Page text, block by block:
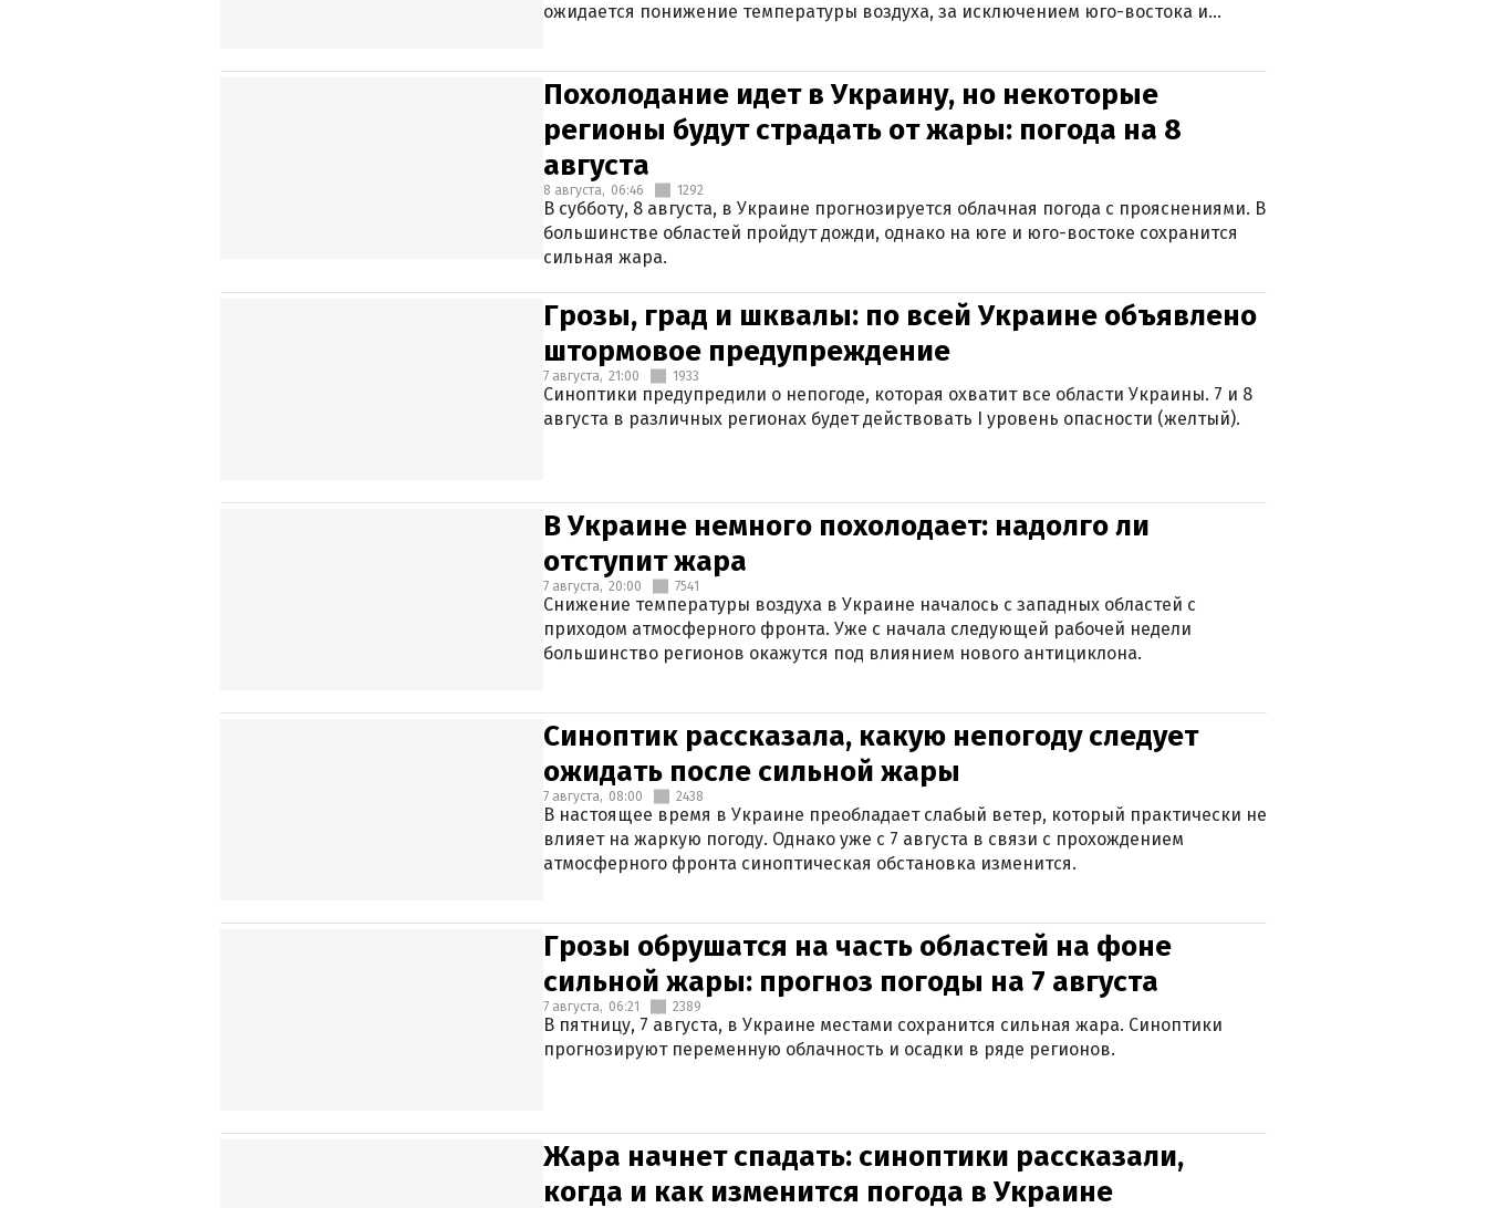
ожидается понижение температуры воздуха, за исключением юго-востока и
Похолодание идет в Украину, но некоторые
регионы будут страдать от жары: погода на 8
августа
8 августа, 06:46 1292
В субботу, 8 августа, в Украине прогнозируется облачная погода с прояснениями. В
большинстве областей пройдут дожди, однако на юге и юго-востоке сохранится
сильная жара.
Грозы, град и шквалы: по всей Украине объявлено
штормовое предупреждение
7 августа, 21:00 1933
Синоптики предупредили о непогоде, которая охватит все области Украины. 7 и 8
августа в различных регионах будет действовать I уровень опасности (желтый).
В Украине немного похолодает: надолго ли
отступит жара
7 августа, 20:00 7541
Снижение температуры воздуха в Украине началось с западных областей с
приходом атмосферного фронта. Уже с начала следующей рабочей недели
большинство регионов окажутся под влиянием нового антициклона.
Синоптик рассказала, какую непогоду следует
ожидать после сильной жары
7 августа, 08:00 2438
В настоящее время в Украине преобладает слабый ветер, который практически не
влияет на жаркую погоду. Однако уже с 7 августа в связи с прохождением
атмосферного фронта синоптическая обстановка изменится.
Грозы обрушатся на часть областей на фоне
сильной жары: прогноз погоды на 7 августа
7 августа, 06:21 2389
В пятницу, 7 августа, в Украине местами сохранится сильная жара. Синоптики
прогнозируют переменную облачность и осадки в ряде регионов.
Жара начнет спадать: синоптики рассказали,
когда и как изменится погода в Украине